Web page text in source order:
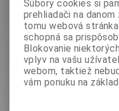
Hľadať
Zoradiť
Súbory cookies si
prehliadači na
tomu webová
schopná sa
Blokovanie
vplyv na vašu
webom, taktiež
vám ponuku na